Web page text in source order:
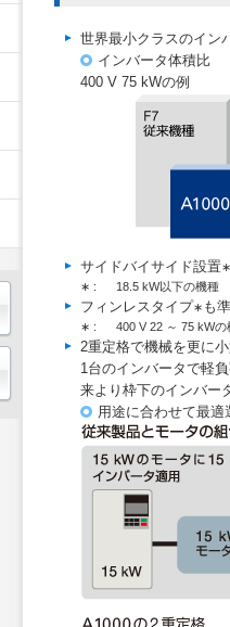
世界最小クラスのイン
インバータ体積比
400 V 75 kWの例
サイドバイサイド設置∗
∗ : 18.5 kW以下の機種
フィンレスタイプ∗ も
∗ : 400 V 22 ～ 75 kWの
2重定格で機械を更に
1台のインバータで軽
来より枠下のインバー
用途に合わせて最